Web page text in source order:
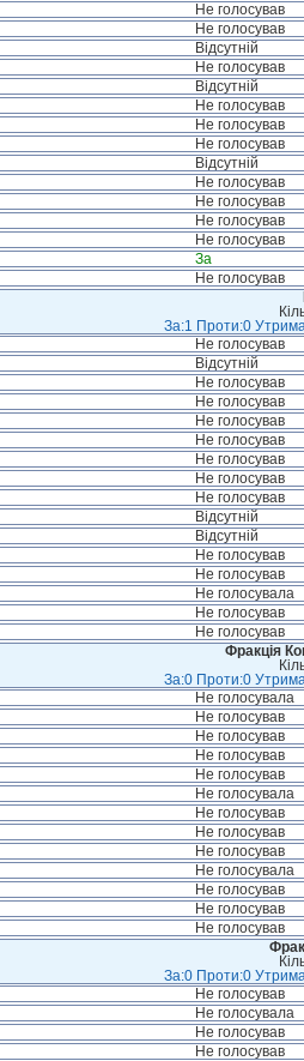
Не голосував
Не голосував
Відсутній
Не голосував
Відсутній
Не голосував
Не голосував
Не голосував
Відсутній
Не голосував
Не голосував
Не голосував
Не голосував
За
Не голосував
За:1 Проти:0
Не голосував
Відсутній
Не голосував
Не голосував
Не голосував
Не голосував
Не голосував
Не голосував
Не голосував
Відсутній
Відсутній
Не голосував
Не голосував
Не голосувала
Не голосував
Не голосував
Фракція
За:0 Проти:0
Не голосувала
Не голосував
Не голосував
Не голосував
Не голосував
Не голосувала
Не голосував
Не голосував
Не голосував
Не голосувала
Не голосував
Не голосував
Не голосував
За:0 Проти:0
Не голосував
Не голосувала
Не голосував
Не голосував